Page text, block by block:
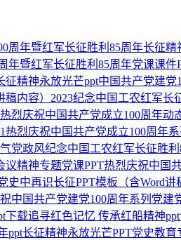
周年暨红军长征胜利85周年长征精
年暨红军长征胜利85周年党课课件
征精神永放光芒ppt中国共产党建
内容）2023纪念中国工农红军
烈庆祝中国共产党成立100周年动
热烈庆祝中国共产党成立100周年
党政风纪念中国工农红军长征胜
议精神专题党课PPT热烈庆祝中国
史中再识长征PPT模板（含Word讲
祝中国共产党建党100周年系列党
下载追寻红色记忆 传承红船精神
ppt长征精神永放光芒PPT党史教